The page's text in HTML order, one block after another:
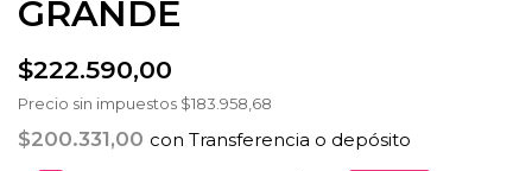
GRANDE
$222.590,00
Precio sin impuestos $183.958,68
$200.331,00 con Transferencia o depósito